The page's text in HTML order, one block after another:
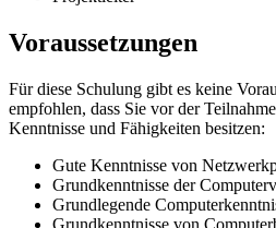
Voraussetzungen
Für diese Schulung gibt es keine
empfohlen, dass Sie vor der
Kenntnisse und Fähigkeiten besitzen:
Gute Kenntnisse von
Grundkenntnisse der
Grundlegende